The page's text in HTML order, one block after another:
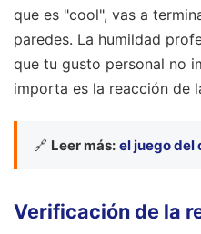
que es "cool", vas a
paredes. La humildad
que tu gusto personal no
importa es la reacción de
🔗 Leer más: el juego del
Verificación de la